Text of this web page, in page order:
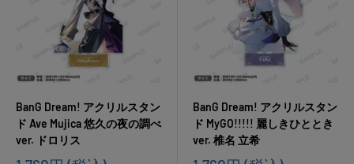
BanG Dream! アクリルスタン
ド Ave Mujica 悠久の夜の調べ
ver. ドロリス
BanG Dream! アクリルスタン
ド MyGO!!!!! 麗しきひととき
ver. 椎名 立希